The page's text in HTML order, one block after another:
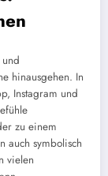
hinausgehen. In
Instagram und
zu einem
auch symbolisch
vielen